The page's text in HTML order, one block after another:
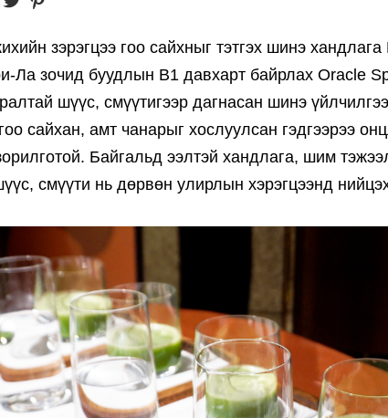
зэрэгцээ гоо сайхныг тэтгэх шинэ
Ла зочид буудлын B1 давхарт байрлах Oracle
шүүс, смүүтигээр дагнасан шинэ
сайхан, амт чанарыг хослуулсан гэдгээрээ
Байгальд ээлтэй хандлага, шим
смүүти нь дөрвөн улирлын хэрэгцээнд